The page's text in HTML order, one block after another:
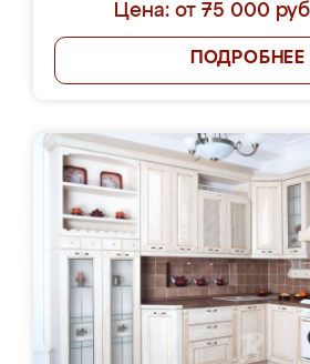
Цена: от 75 000
ПОДРОБНЕЕ